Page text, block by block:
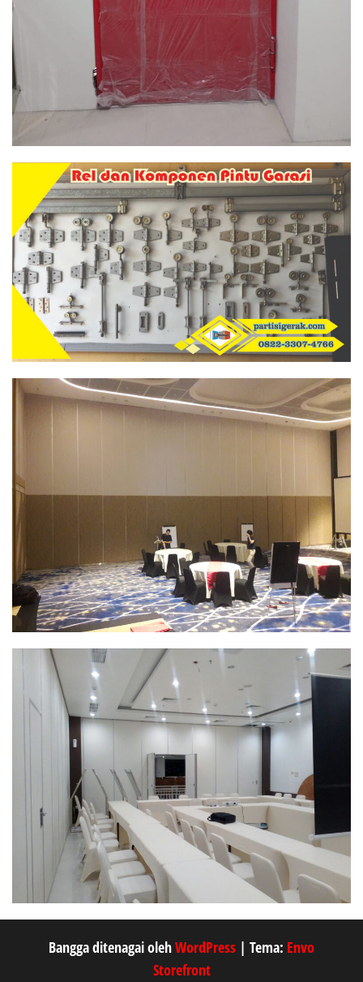
Bangga ditenagai olehWordPress | Tema: Envo
Storefront